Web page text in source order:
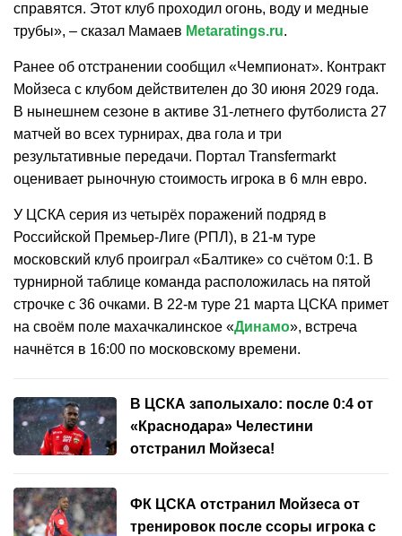
справятся. Этот клуб проходил огонь, воду и медные
трубы», – сказал Мамаев Metaratings.ru.
Ранее об отстранении сообщил «Чемпионат». Контракт
Мойзеса с клубом действителен до 30 июня 2029 года.
В нынешнем сезоне в активе 31-летнего футболиста 27
матчей во всех турнирах, два гола и три
результативные передачи. Портал Transfermarkt
оценивает рыночную стоимость игрока в 6 млн евро.
У ЦСКА серия из четырёх поражений подряд в
Российской Премьер-Лиге (РПЛ), в 21-м туре
московский клуб проиграл «Балтике» со счётом 0:1. В
турнирной таблице команда расположилась на пятой
строчке с 36 очками. В 22-м туре 21 марта ЦСКА примет
на своём поле махачкалинское «Динамо», встреча
начнётся в 16:00 по московскому времени.
В ЦСКА заполыхало: после 0:4 от
«Краснодара» Челестини
отстранил Мойзеса!
ФК ЦСКА отстранил Мойзеса от
тренировок после ссоры игрока с